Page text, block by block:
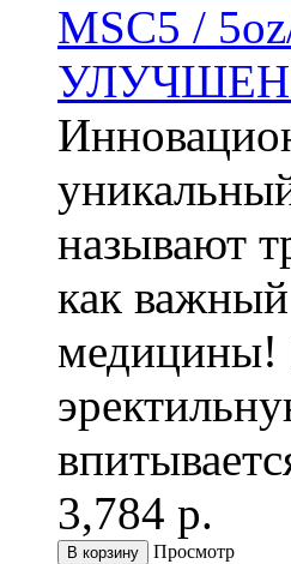
MSC5 /
называют
как
медицины!
3,784 р.
Просмотр